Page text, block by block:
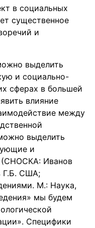
в социальных
существенное
и
выделить
и социально-
сферах в большей
влияние
между
выделить
и
(СНОСКА: Иванов
Г.Б. США;
М.: Наука,
мы будем
Специфики